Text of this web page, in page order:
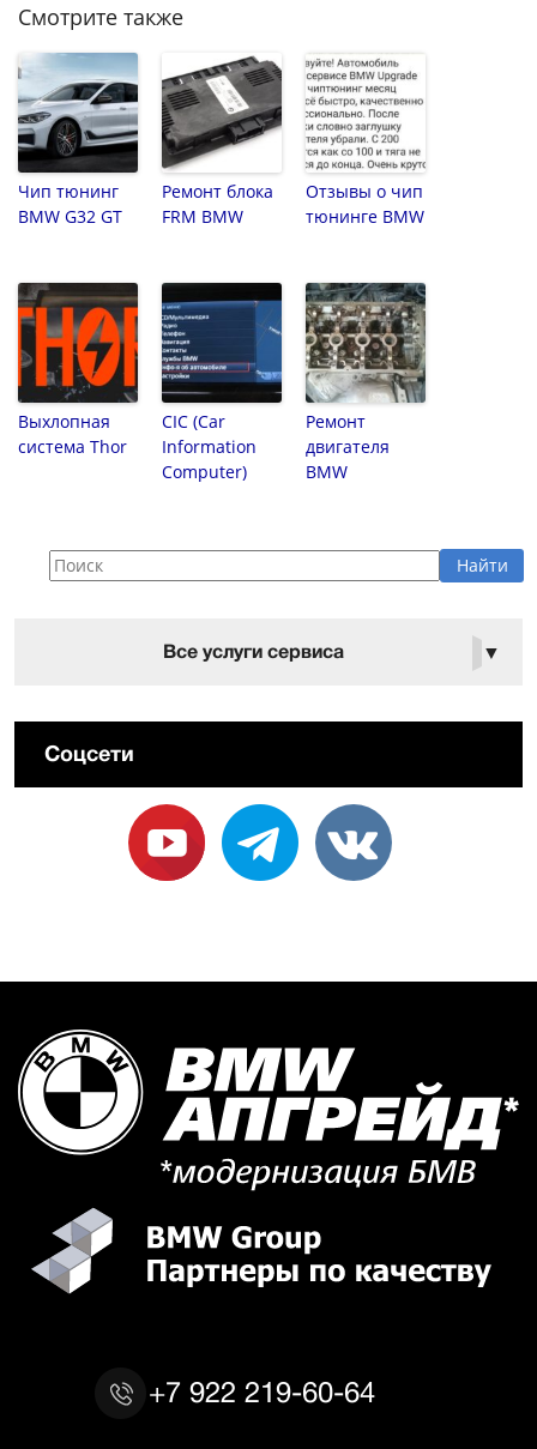
Смотрите также
Чип тюнинг
BMW G32 GT
Ремонт блока
FRM BMW
Отзывы о чип
тюнинге BMW
Выхлопная
система Thor
CIC (Car
Information
Computer)
Ремонт
двигателя
BMW
Все услуги сервиса ▼
Соцсети
+7 922 219-60-64